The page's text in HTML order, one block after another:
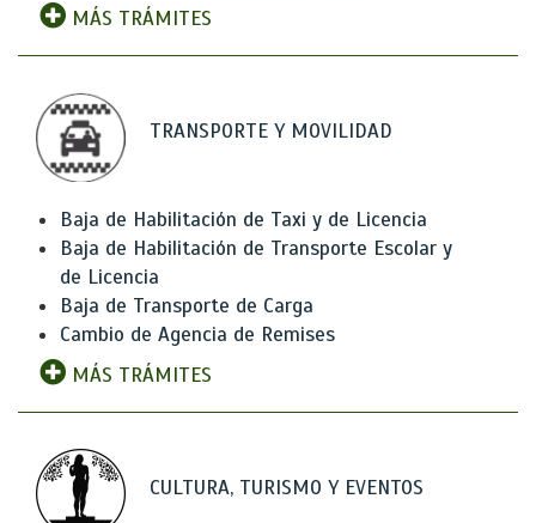
MÁS TRÁMITES
TRANSPORTE Y MOVILIDAD
Baja de Habilitación de Taxi y de Licencia
Baja de Habilitación de Transporte Escolar y
de Licencia
Baja de Transporte de Carga
Cambio de Agencia de Remises
MÁS TRÁMITES
CULTURA, TURISMO Y EVENTOS